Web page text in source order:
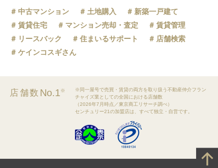
中古マンション
土地購入
新築一戸建て
賃貸住宅
マンション売却・査定
賃貸管理
リースバック
住まいるサポート
店舗検索
ケインコスギさん
店舗数 No.1※
※同一屋号で売買・賃貸の両方を取り扱う不動産仲介フラン
チャイズ業としての全国における店舗数
（2026年7月時点／東京商工リサーチ調べ）
センチュリー21の加盟店は、すべて独立・自営です。